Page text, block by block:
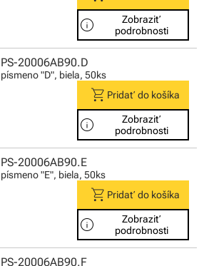
info
Zobraziť
podrobnosti
PS-20006AB90.D
písmeno "D", biela, 50ks
shopping_cart Pridať do košíka
info
Zobraziť
podrobnosti
PS-20006AB90.E
písmeno "E", biela, 50ks
shopping_cart Pridať do košíka
info
Zobraziť
podrobnosti
PS-20006AB90.F